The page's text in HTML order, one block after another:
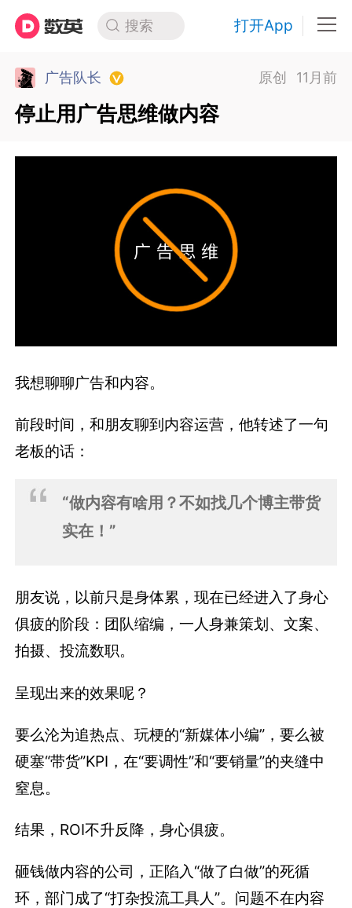
搜索 打开App
广告队长 原创 11月前
停止用广告思维做内容
我想聊聊广告和内容。
前段时间，和朋友聊到内容运营，他转述了一句
老板的话：
“做内容有啥用？不如找几个博主带货
实在！”
朋友说，以前只是身体累，现在已经进入了身心
俱疲的阶段：团队缩编，一人身兼策划、文案、
拍摄、投流数职。
呈现出来的效果呢？
要么沦为追热点、玩梗的“新媒体小编”，要么被
硬塞“带货”KPI，在“要调性”和“要销量”的夹缝中
窒息。
结果，ROI不升反降，身心俱疲。
砸钱做内容的公司，正陷入“做了白做”的死循
环，部门成了“打杂投流工具人”。问题不在内容